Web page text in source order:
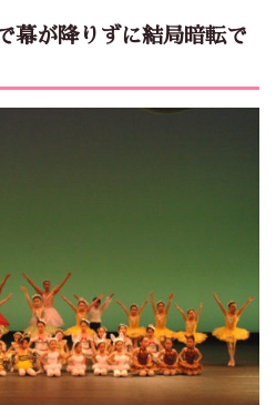
幕が降りずに結局暗転で